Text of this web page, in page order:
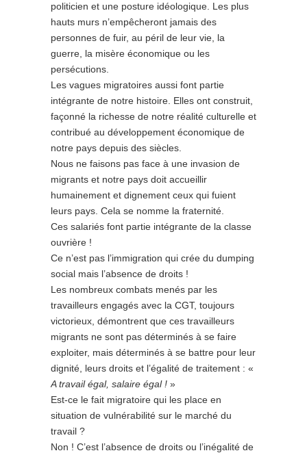
politicien et une posture idéologique. Les plus
hauts murs n’empêcheront jamais des
personnes de fuir, au péril de leur vie, la
guerre, la misère économique ou les
persécutions.
Les vagues migratoires aussi font partie
intégrante de notre histoire. Elles ont construit,
façonné la richesse de notre réalité culturelle et
contribué au développement économique de
notre pays depuis des siècles.
Nous ne faisons pas face à une invasion de
migrants et notre pays doit accueillir
humainement et dignement ceux qui fuient
leurs pays. Cela se nomme la fraternité.
Ces salariés font partie intégrante de la classe
ouvrière !
Ce n’est pas l’immigration qui crée du dumping
social mais l’absence de droits !
Les nombreux combats menés par les
travailleurs engagés avec la CGT, toujours
victorieux, démontrent que ces travailleurs
migrants ne sont pas déterminés à se faire
exploiter, mais déterminés à se battre pour leur
dignité, leurs droits et l’égalité de traitement : «
A travail égal, salaire égal ! »
Est-ce le fait migratoire qui les place en
situation de vulnérabilité sur le marché du
travail ?
Non ! C’est l’absence de droits ou l’inégalité de